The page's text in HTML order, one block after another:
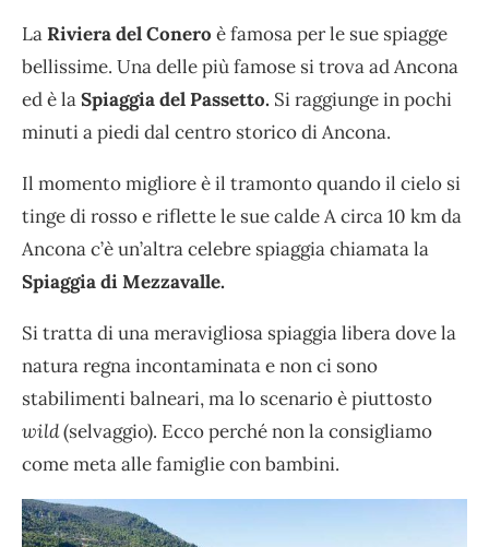
LaRiviera del Conero è famosa per le sue spiagge
bellissime. Una delle più famose si trova ad Ancona
ed è laSpiaggia del Passetto. Si raggiunge in pochi
minuti a piedi dal centro storico di Ancona.
Il momento migliore è il tramonto quando il cielo si
tinge di rosso e riflette le sue calde A circa 10 km da
Ancona c’è un’altra celebre spiaggia chiamata la
Spiaggia di Mezzavalle.
Si tratta di una meravigliosa spiaggia libera dove la
natura regna incontaminata e non ci sono
stabilimenti balneari, ma lo scenario è piuttosto
wild(selvaggio). Ecco perché non la consigliamo
come meta alle famiglie con bambini.